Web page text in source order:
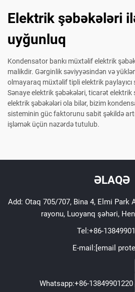
Elektrik şəbəkələri
uyğunluq
Kondensator bankı müxtəlif elektrik
malikdir. Gərginlik səviyyəsindən və
olmayaraq müxtəlif tipli elektrik paylayıcı
Sənaye elektrik şəbəkələri, ticarət elektrik
elektrik şəbəkələri ola bilər, bizim
sisteminin güc faktorunu sabit şəkildə
işləmək üçün nəzərdə tutulub.
ƏLAQƏ
Add: Otaq 705/707, Bina 4, Elmi Park
rayonu, Luoyanq şəhəri,
Tel:+86-
E-mail:[email
Whatsapp:+86-13849901220